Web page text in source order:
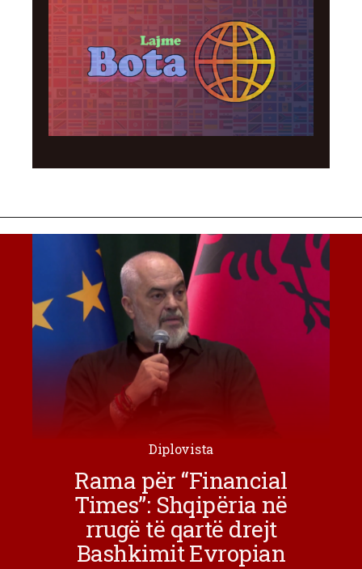
Diplovista
Rama për “Financial
Times”: Shqipëria në
rrugë të qartë drejt
Bashkimit Evropian